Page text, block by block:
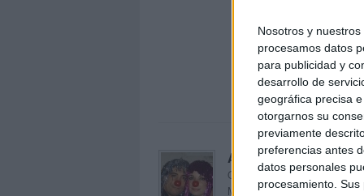
Nosotros y nuestros
procesamos datos
para publicidad y
desarrollo de
geográfica precisa
otorgarnos su
previamente
preferencias antes
datos personales
procesamiento.
PAU
Acerca de
Orientación Andújar no es
Maribel, que además de ser